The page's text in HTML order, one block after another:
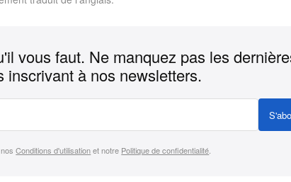
vous faut. Ne manquez pas les
inscrivant à nos newsletters.
nosConditions d'utilisationet notre Politique de confidentialité